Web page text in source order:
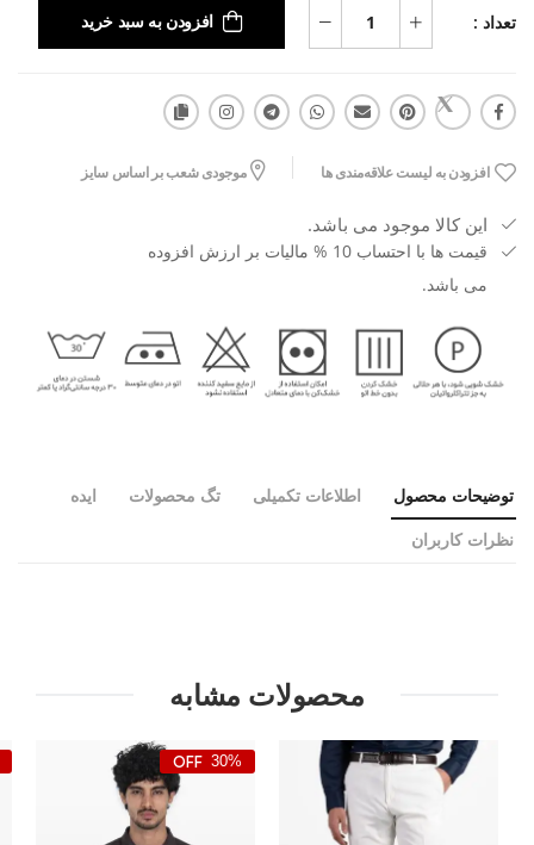
تعداد : افزودن به سبد خرید
افزودن به لیست علاقه‌مندی ها موجودی شعب بر اساس سایز
این کالا موجود می باشد.
قیمت ها با احتساب 10 % مالیات بر ارزش افزوده
می باشد.
توضیحات محصول اطلاعات تکمیلی تگ محصولات ایده
نظرات کاربران
محصولات مشابه
30%